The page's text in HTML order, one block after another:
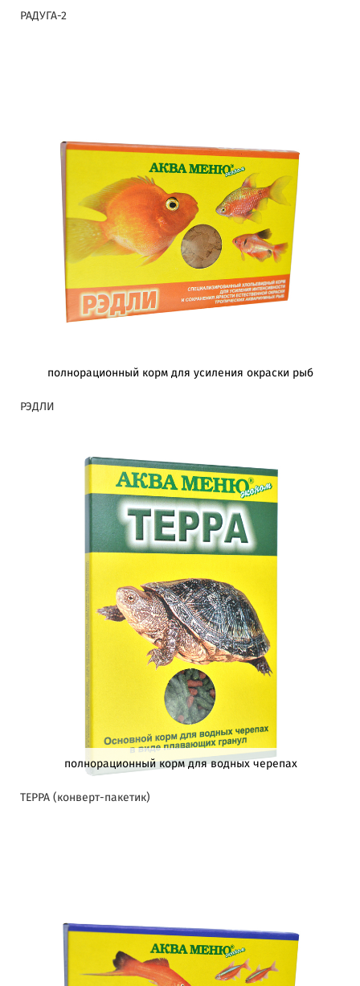
РАДУГА-2
полнорационный корм для усиления окраски рыб
РЭДЛИ
полнорационный корм для водных черепах
ТЕРРА (конверт-пакетик)